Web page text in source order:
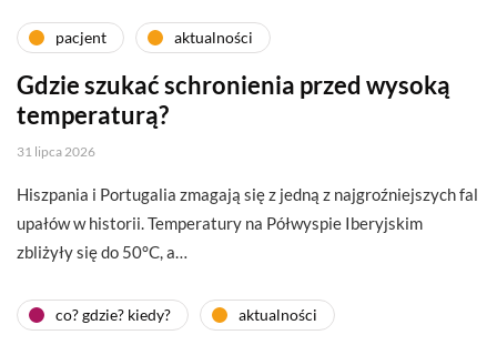
pacjent aktualności
Gdzie szukać schronienia przed wysoką
temperaturą?
31 lipca 2026
Hiszpania i Portugalia zmagają się z jedną z najgroźniejszych fal
upałów w historii. Temperatury na Półwyspie Iberyjskim
zbliżyły się do 50°C, a…
co? gdzie? kiedy? aktualności